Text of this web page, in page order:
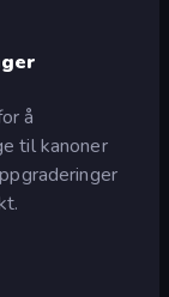
å
til kanoner